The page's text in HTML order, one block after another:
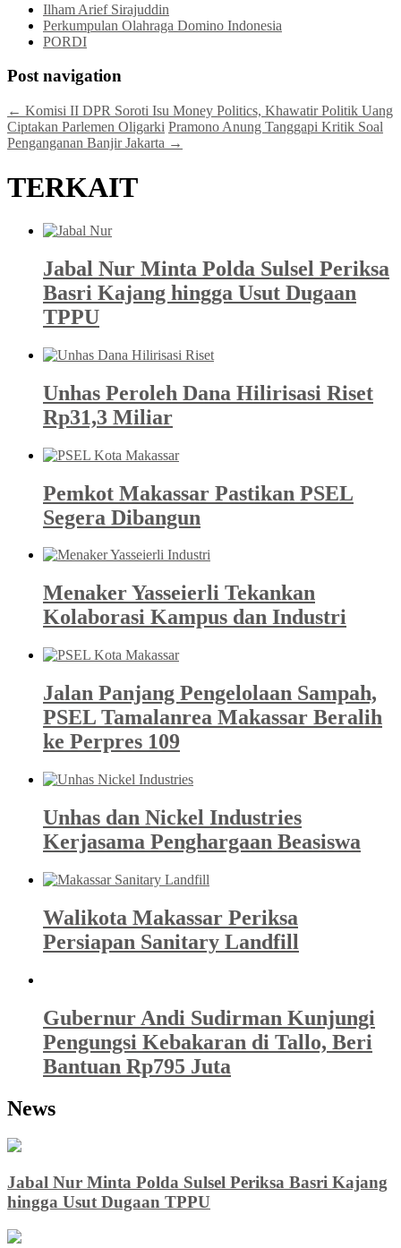
Ilham Arief Sirajuddin
Perkumpulan Olahraga Domino Indonesia
PORDI
Post navigation
← Komisi II DPR Soroti Isu Money Politics, Khawatir Politik Uang
Ciptakan Parlemen Oligarki Pramono Anung Tanggapi Kritik Soal
Penganganan Banjir Jakarta →
TERKAIT
Jabal Nur Minta Polda Sulsel Periksa
Basri Kajang hingga Usut Dugaan
TPPU
Unhas Peroleh Dana Hilirisasi Riset
Rp31,3 Miliar
Pemkot Makassar Pastikan PSEL
Segera Dibangun
Menaker Yasseierli Tekankan
Kolaborasi Kampus dan Industri
Jalan Panjang Pengelolaan Sampah,
PSEL Tamalanrea Makassar Beralih
ke Perpres 109
Unhas dan Nickel Industries
Kerjasama Penghargaan Beasiswa
Walikota Makassar Periksa
Persiapan Sanitary Landfill
Gubernur Andi Sudirman Kunjungi
Pengungsi Kebakaran di Tallo, Beri
Bantuan Rp795 Juta
News
Jabal Nur Minta Polda Sulsel Periksa Basri Kajang
hingga Usut Dugaan TPPU